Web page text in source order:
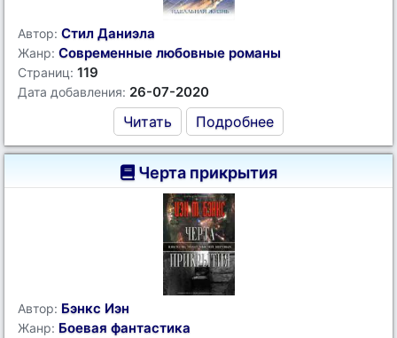
Автор: Стил Даниэла
Жанр: Современные любовные романы
Страниц: 119
Дата добавления: 26-07-2020
Читать Подробнее
Черта прикрытия
Автор: Бэнкс Иэн
Жанр: Боевая фантастика